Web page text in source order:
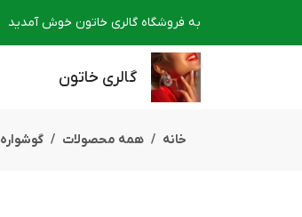
به فروشگاه گالری خاتون خوش آمدید
گالری خاتون
خانه همه محصولات گوشواره